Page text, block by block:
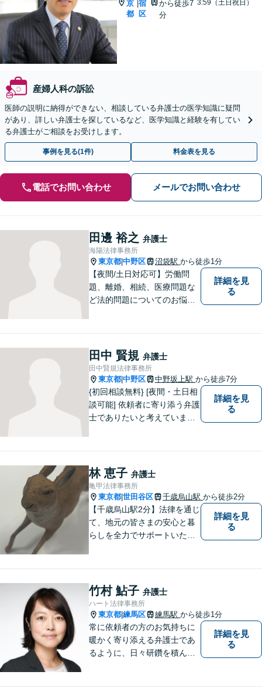
京
都
|宿
区
から徒歩7
分
3:59（土日祝日）
産婦人科の訴訟
医師の説明に納得ができない、相談している弁護士の医学知識に疑問
があり、詳しい弁護士を探しているなど、医学知識と経験を有してい
る弁護士がご相談をお受けします。
事例を見る(1件) 料金表を見る
電話でお問い合わせ メールでお問い合わせ
田邊 裕之 弁護士
海陽法律事務所
東京都 中野区 沼袋駅 から徒歩1分
【夜間/土日対応可】労働問
題、離婚、相続、医療問題な
ど法的問題についてのお悩み
やかに案件に取り組みます。
詳細を見
る
田中 賢規 弁護士
田中賢規法律事務所
東京都 中野区 中野坂上駅 から徒歩7分
{初回相談無料} [夜間・土日相
談可能] 依頼者に寄り添う弁護
士でありたいと考えていま
詳細を見
る
林 恵子 弁護士
亀甲法律事務所
東京都 世田谷区 千歳烏山駅 から徒歩2分
【千歳烏山駅2分】法律を通じ
て、地元の皆さまの安心と暮
らしを全力でサポートいたし
に複雑なお悩みでも、安心し
てご相談ください。※電話は
面談予約のみ。【地域密着型
の法律事務所】
詳細を見
る
竹村 鮎子 弁護士
ハート法律事務所
東京都 練馬区 練馬駅 から徒歩1分
常に依頼者の方のお気持ちに
暖かく寄り添える弁護士であ
るように、日々研鑽を積んで
詳細を見
る